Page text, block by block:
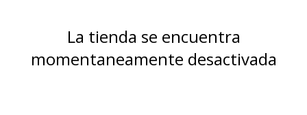
La tienda se encuentra
momentaneamente desactivada